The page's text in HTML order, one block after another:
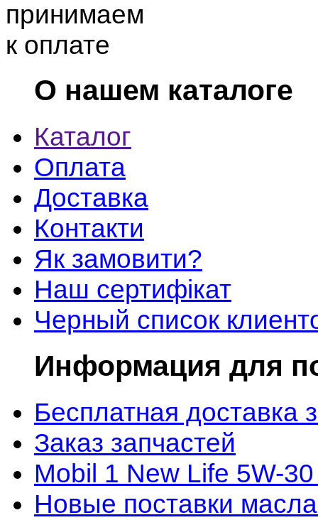
О нашем каталоге
Каталог
Оплата
Доставка
Контакти
Як замовити?
Наш сертифікат
Черный список
Информация для
Бесплатная доставка
Заказ запчастей
Mobil 1 New Life 5W-
Новые поставки